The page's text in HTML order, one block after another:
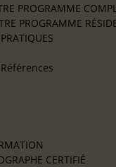
PROGRAMME
PROGRAMME
CERTIFIÉ